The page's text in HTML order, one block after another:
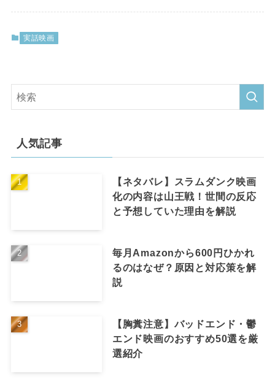
実話映画
人気記事
【ネタバレ】スラムダンク映画
化の内容は山王戦！世間の反応
と予想していた理由を解説
毎月Amazonから600円ひかれ
るのはなぜ？原因と対応策を解
説
【胸糞注意】バッドエンド・鬱
エンド映画のおすすめ50選を厳
選紹介